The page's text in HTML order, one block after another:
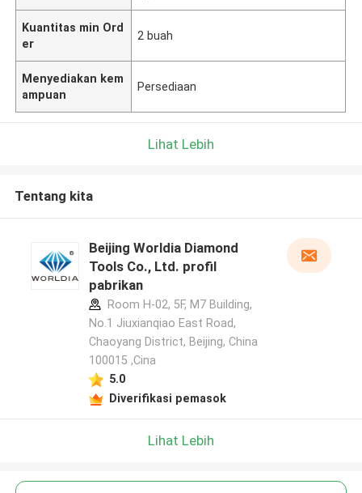
Kuantitas min Ord
er
2 buah
Menyediakan kem
ampuan
Persediaan
Lihat Lebih
Tentang kita
Beijing Worldia Diamond
Tools Co., Ltd. profil
pabrikan
Room H-02, 5F, M7 Building,
No.1 Jiuxianqiao East Road,
Chaoyang District, Beijing, China
100015 ,Cina
5.0
Diverifikasi pemasok
Lihat Lebih